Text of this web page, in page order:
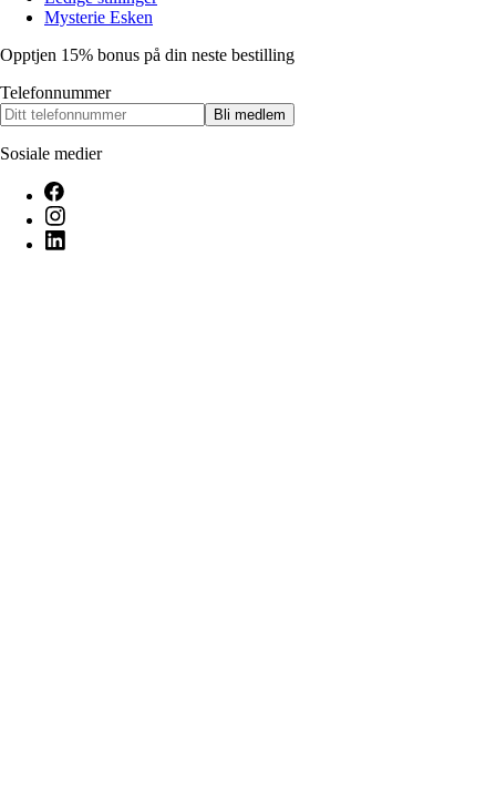
Mysterie Esken
Opptjen 15% bonus på din neste bestilling
Telefonnummer
Bli medlem
Sosiale medier